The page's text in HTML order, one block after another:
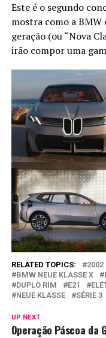
Este é o segundo
mostra como a
geração (ou “Nova
irão compor uma
RELATED TOPICS: 2002
BMW NEUE KLASSE X
DUPLO RIM
E21
NEUE KLASSE
SÉRIE 3
UP NEXT
Operação Páscoa da